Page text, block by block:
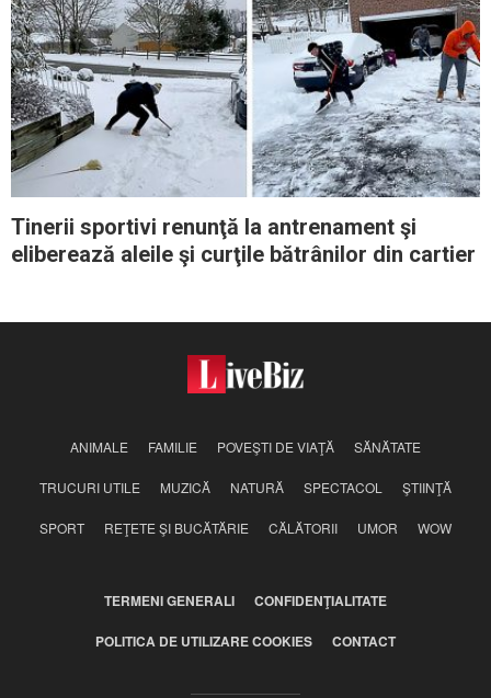
Tinerii sportivi renunţă la antrenament şi
eliberează aleile şi curţile bătrânilor din cartier
ANIMALE FAMILIE POVEŞTI DE VIAŢĂ SĂNĂTATE
TRUCURI UTILE MUZICĂ NATURĂ SPECTACOL ŞTIINŢĂ
SPORT REŢETE ŞI BUCĂTĂRIE CĂLĂTORII UMOR WOW
TERMENI GENERALI CONFIDENŢIALITATE
POLITICA DE UTILIZARE COOKIES CONTACT